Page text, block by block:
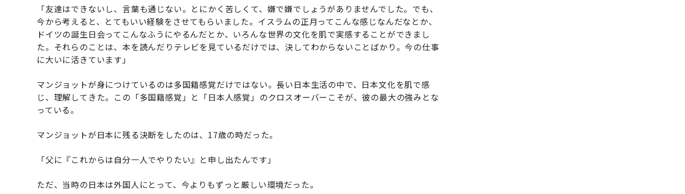
「友達はできないし、言葉も通じない。とにかく苦しくて、嫌で嫌でしょうがありませんでした。でも、
今から考えると、とてもいい経験をさせてもらいました。イスラムの正月ってこんな感じなんだなとか、
ドイツの誕生日会ってこんなふうにやるんだとか、いろんな世界の文化を肌で実感することができまし
た。それらのことは、本を読んだりテレビを見ているだけでは、決してわからないことばかり。今の仕事
に大いに活きています」
マンジョットが身につけているのは多国籍感覚だけではない。長い日本生活の中で、日本文化を肌で感
じ、理解してきた。この「多国籍感覚」と「日本人感覚」のクロスオーバーこそが、彼の最大の強みとな
っている。
マンジョットが日本に残る決断をしたのは、17歳の時だった。
「父に『これからは自分一人でやりたい』と申し出たんです」
ただ、当時の日本は外国人にとって、今よりもずっと厳しい環境だった。